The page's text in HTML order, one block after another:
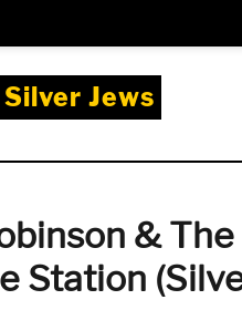
Silver Jews
&
Station